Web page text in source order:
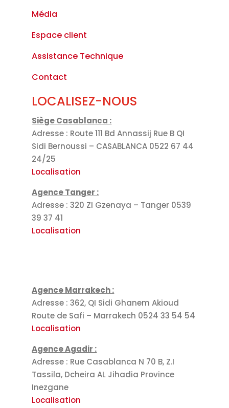
Média
Espace client
Assistance Technique
Contact
LOCALISEZ-NOUS
Siège Casablanca :
Adresse : Route 111 Bd Annassij Rue B QI
Sidi Bernoussi – CASABLANCA 0522 67 44
24/25
Localisation
Agence Tanger :
Adresse : 320 ZI Gzenaya – Tanger 0539
39 37 41
Localisation
Agence Marrakech :
Adresse : 362, QI Sidi Ghanem Akioud
Route de Safi – Marrakech 0524 33 54 54
Localisation
Agence Agadir :
Adresse : Rue Casablanca N 70 B, Z.I
Tassila, Dcheira AL Jihadia Province
Inezgane
Localisation